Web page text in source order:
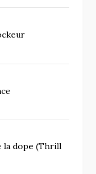
la dope (Thrill